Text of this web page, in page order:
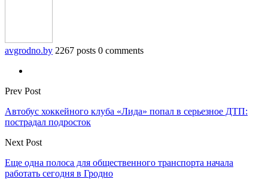
avgrodno.by 2267 posts 0 comments
Prev Post
Автобус хоккейного клуба «Лида» попал в серьезное ДТП:
пострадал подросток
Next Post
Еще одна полоса для общественного транспорта начала
работать сегодня в Гродно